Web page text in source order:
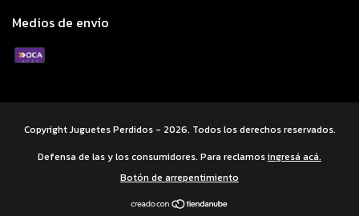
Medios de envío
Copyright Juguetes Perdidos - 2026. Todos los derechos reservados.
Defensa de las y los consumidores. Para reclamosingresá acá.
Botón de arrepentimiento